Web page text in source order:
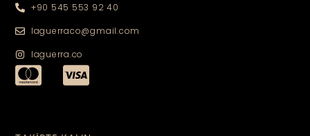
+90 545 553 92 40
laguerraco@gmail.com
laguerra.co